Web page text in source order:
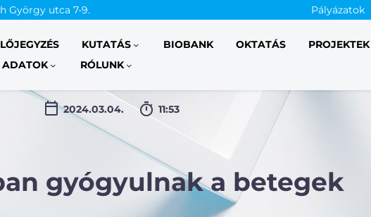
György utca 7-9. Pályázatok
KUTATÁS BIOBANK OKTATÁS PROJEKTEK
ADATOK
RÓLUNK
2024.03.04. 11:53
gyógyulnak a betegek